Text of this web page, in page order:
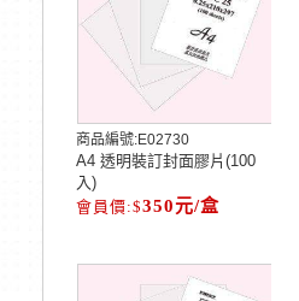
商品編號:E02730
A4 透明裝訂封面膠片(100
入)
350元/盒